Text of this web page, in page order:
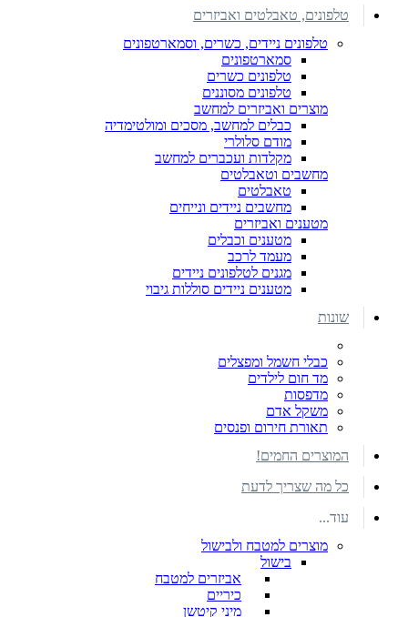
טלפונים, טאבלטים ואביזרים
טלפונים ניידים, כשרים, וסמארטפונים
סמארטפונים
טלפונים כשרים
טלפונים מסוננים
מוצרים ואביזרים למחשב
כבלים למחשב, מסכים ומולטימדיה
מודם סלולרי
מקלדות ועכברים למחשב
מחשבים וטאבלטים
טאבלטים
מחשבים ניידים ונייחים
מטענים ואביזרים
מטענים וכבלים
מעמד לרכב
מגנים לטלפונים ניידים
מטענים ניידים סוללות גיבוי
שונות
כבלי חשמל ומפצלים
מד חום לילדים
מדפסות
משקל אדם
תאורת חירום ופנסים
המוצרים החמים!
כל מה שצריך לדעת
עוד...
מוצרים למטבח ולבישול
בישול
אביזרים למטבח
כיריים
מיני קיטשן